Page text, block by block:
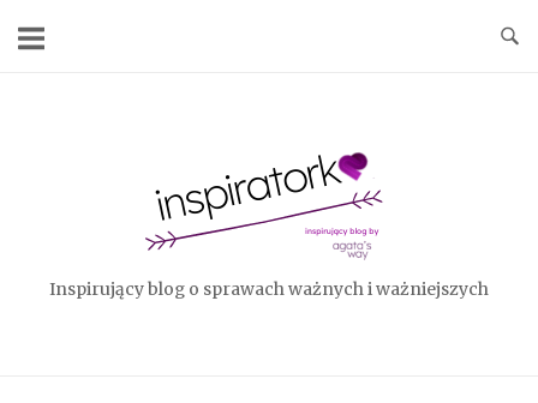
Inspirujący blog o sprawach ważnych i ważniejszych